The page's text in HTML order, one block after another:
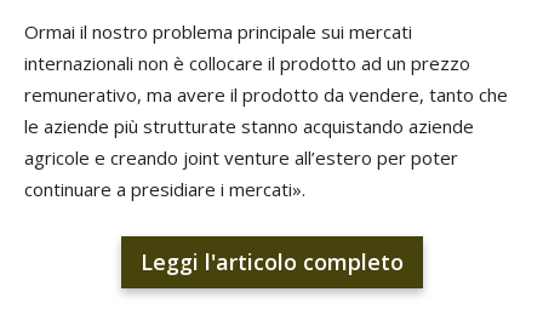
Ormai il nostro problema principale sui mercati
internazionali non è collocare il prodotto ad un prezzo
remunerativo, ma avere il prodotto da vendere, tanto che
le aziende più strutturate stanno acquistando aziende
agricole e creando joint venture all’estero per poter
continuare a presidiare i mercati».
Leggi l'articolo completo